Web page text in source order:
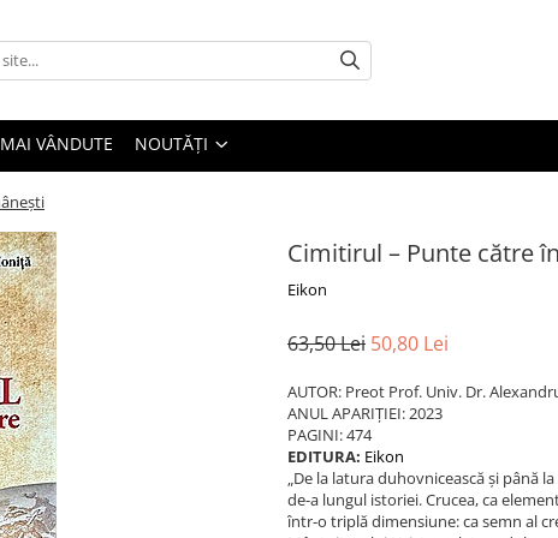
VÂNDUTE NOUTĂȚI
Cimitirul – Punte către
Eikon
63,50 Lei 50,80 Lei
AUTOR: Preot Prof. Univ. Dr.
ANUL APARIȚIEI: 2023
PAGINI: 474
EDITURA: Eikon
„De la latura duhovnicească și până
de-a lungul istoriei. Crucea, ca
într-o triplă dimensiune: ca semn al